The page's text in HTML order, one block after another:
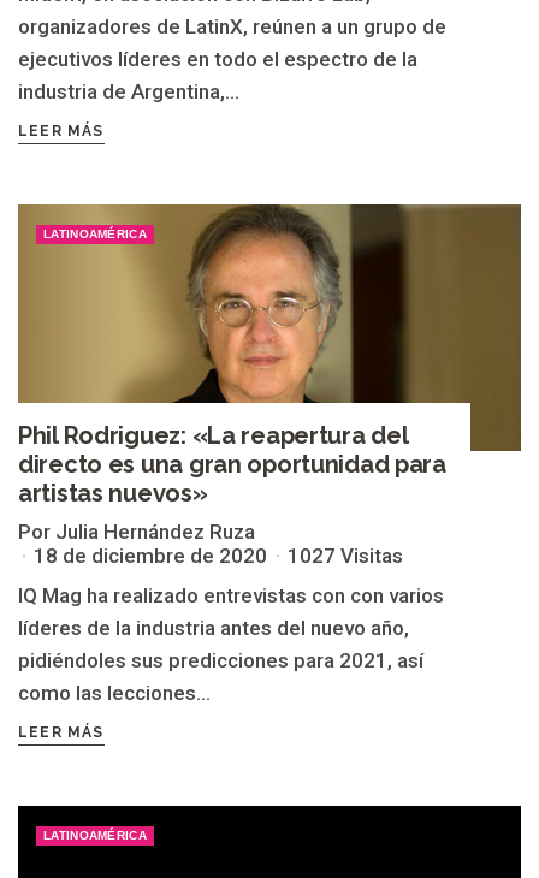
organizadores de LatinX, reúnen a un grupo de
ejecutivos líderes en todo el espectro de la
industria de Argentina,...
LEER MÁS
LATINOAMÉRICA
Phil Rodriguez: «La reapertura del
directo es una gran oportunidad para
artistas nuevos»
Por Julia Hernández Ruza
18 de diciembre de 2020
1027 Visitas
IQ Mag ha realizado entrevistas con con varios
líderes de la industria antes del nuevo año,
pidiéndoles sus predicciones para 2021, así
como las lecciones...
LEER MÁS
LATINOAMÉRICA